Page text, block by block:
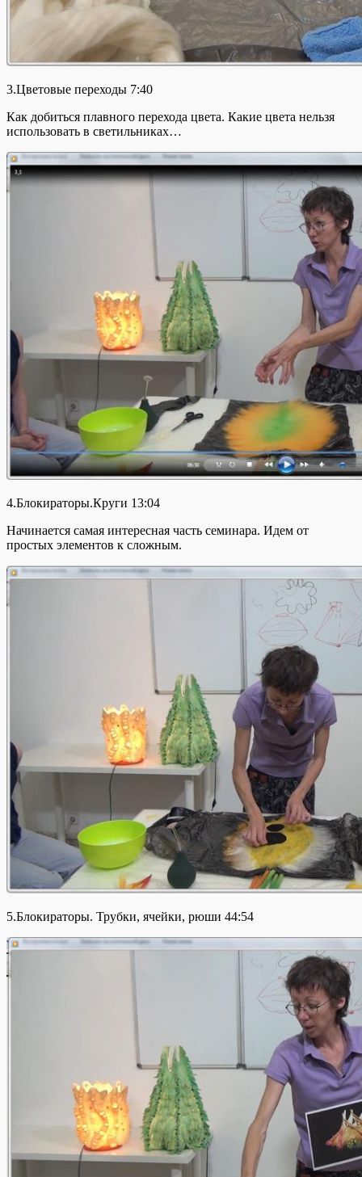
3.Цветовые переходы 7:40
Как добиться плавного перехода цвета. Какие цвета нельзя
использовать в светильниках…
4.Блокираторы.Круги 13:04
Начинается самая интересная часть семинара. Идем от
простых элементов к сложным.
5.Блокираторы. Трубки, ячейки, рюши 44:54